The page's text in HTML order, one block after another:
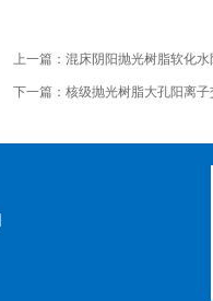
上一篇： 混床阴阳抛光树脂软化
下一篇： 核级抛光树脂大孔阳离子